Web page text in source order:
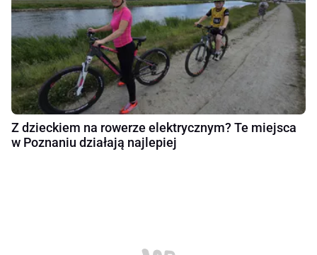
Z dzieckiem na rowerze elektrycznym? Te miejsca
w Poznaniu działają najlepiej